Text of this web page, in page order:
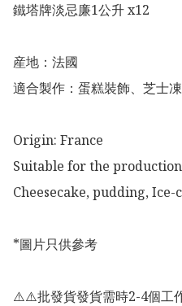
鐵塔牌淡忌廉1公升 x12
産地：法國
適合製作：蛋糕裝飾、芝士
Origin: France
Suitable for the
Cheesecake, pudding, Ice-
*圖片只供參考
⚠️⚠️批發貨發貨需時2-4個工